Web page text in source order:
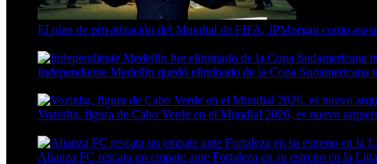
El plan de privatización del Mundial de FIFA, JPMorgan como
Independiente Medellín quedó eliminado de la Copa Sudamericana
Vozinha, figura de Cabo Verde en el Mundial 2026, es nuevo
Alianza FC rescata un empate ante Fortaleza en su estreno en la